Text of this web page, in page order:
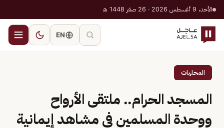
الأحد، 9 أغسطس 2026 · 26 صفر 1448 هـ
EN
المحليات
المسجد الحرام.. ملتقى الأرواح
ووحدة المسلمين في مشاهد إيمانية